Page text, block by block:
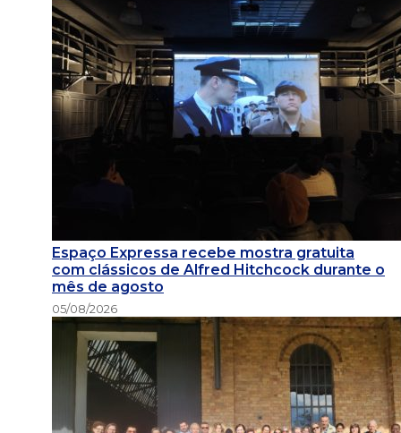
Espaço Expressa recebe mostra gratuita
com clássicos de Alfred Hitchcock durante o
mês de agosto
05/08/2026